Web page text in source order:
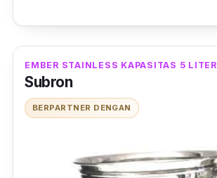
EMBER STAINLESS KAPASITAS 5 LITER
Subron
BERPARTNER DENGAN